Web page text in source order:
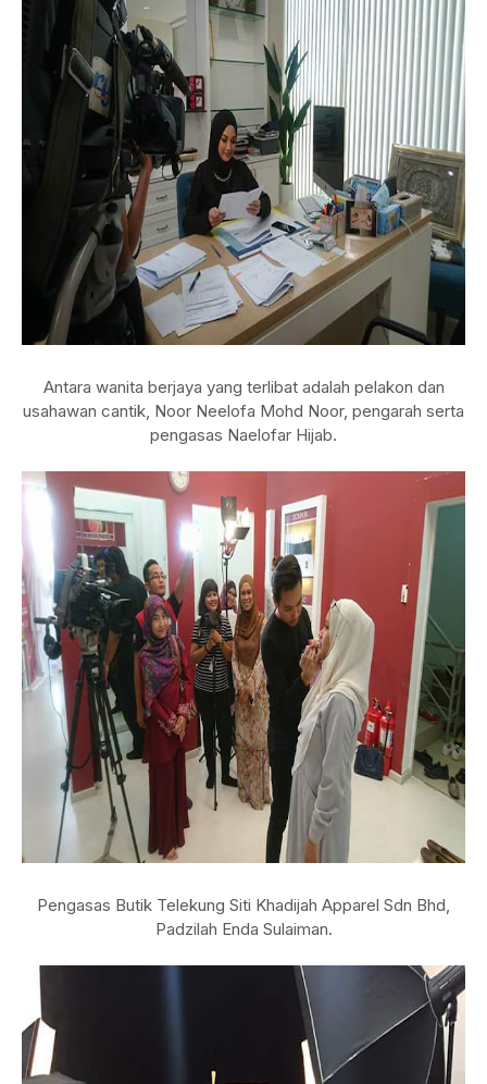
Antara wanita berjaya yang terlibat adalah pelakon dan
usahawan cantik, Noor Neelofa Mohd Noor, pengarah serta
pengasas Naelofar Hijab.
Pengasas Butik Telekung Siti Khadijah Apparel Sdn Bhd,
Padzilah Enda Sulaiman.